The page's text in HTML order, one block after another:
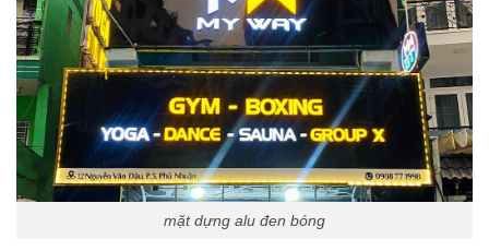
mặt dựng alu đen bóng